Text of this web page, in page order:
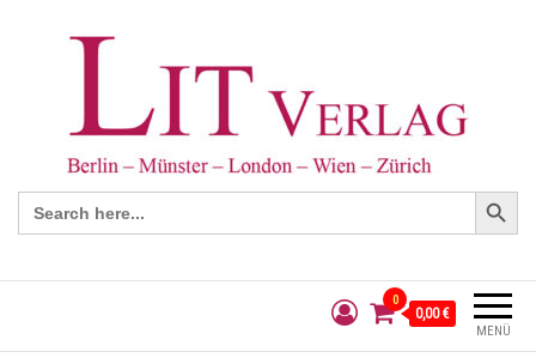
Search
for:
Search Button
MENÜ
0
0,00 €